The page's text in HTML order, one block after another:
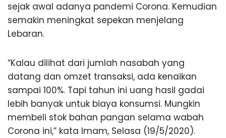
sejak awal adanya pandemi Corona. Kemudian
semakin meningkat sepekan menjelang
Lebaran.
“Kalau dilihat dari jumlah nasabah yang
datang dan omzet transaksi, ada kenaikan
sampai 100%. Tapi tahun ini uang hasil gadai
lebih banyak untuk biaya konsumsi. Mungkin
membeli stok bahan pangan selama wabah
Corona ini,” kata Imam, Selasa (19/5/2020).